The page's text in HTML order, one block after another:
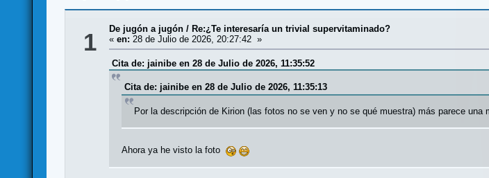
1 De jugón a jugón / Re:¿Te interesaría un trivial supervitaminado?
«en: 28 de Julio de 2026, 20:27:42 »
Cita de: jainibe en 28 de Julio de 2026, 11:35:52
Cita de: jainibe en 28 de Julio de 2026, 11:35:13
Por la descripción de Kirion (las fotos no se ven y no se qué muestra) más parece
Ahora ya he visto la foto